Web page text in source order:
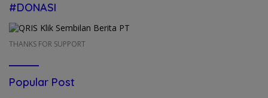
#DONASI
THANKS FOR SUPPORT
Popular Post